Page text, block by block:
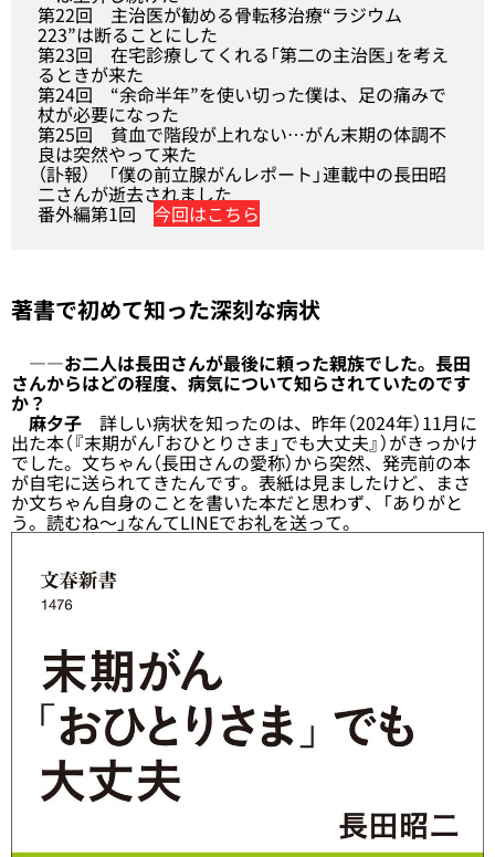
第22回 主治医が勧める骨転移治療“ラジウム
223”は断ることにした
第23回 在宅診療してくれる「第二の主治医」を考え
るときが来た
第24回 “余命半年”を使い切った僕は、足の痛みで
杖が必要になった
第25回 貧血で階段が上れない…がん末期の体調不
良は突然やって来た
（訃報） 「僕の前立腺がんレポート」連載中の長田昭
二さんが逝去されました
番外編第1回 今回はこちら
著書で初めて知った深刻な病状
――お二人は長田さんが最後に頼った親族でした。長田
さんからはどの程度、病気について知らされていたのです
か？
麻夕子 詳しい病状を知ったのは、昨年（2024年）11月に
出た本（『末期がん「おひとりさま」でも大丈夫』）がきっかけ
でした。文ちゃん（長田さんの愛称）から突然、発売前の本
が自宅に送られてきたんです。表紙は見ましたけど、まさ
か文ちゃん自身のことを書いた本だと思わず、「ありがと
う。読むね～」なんてLINEでお礼を送って。